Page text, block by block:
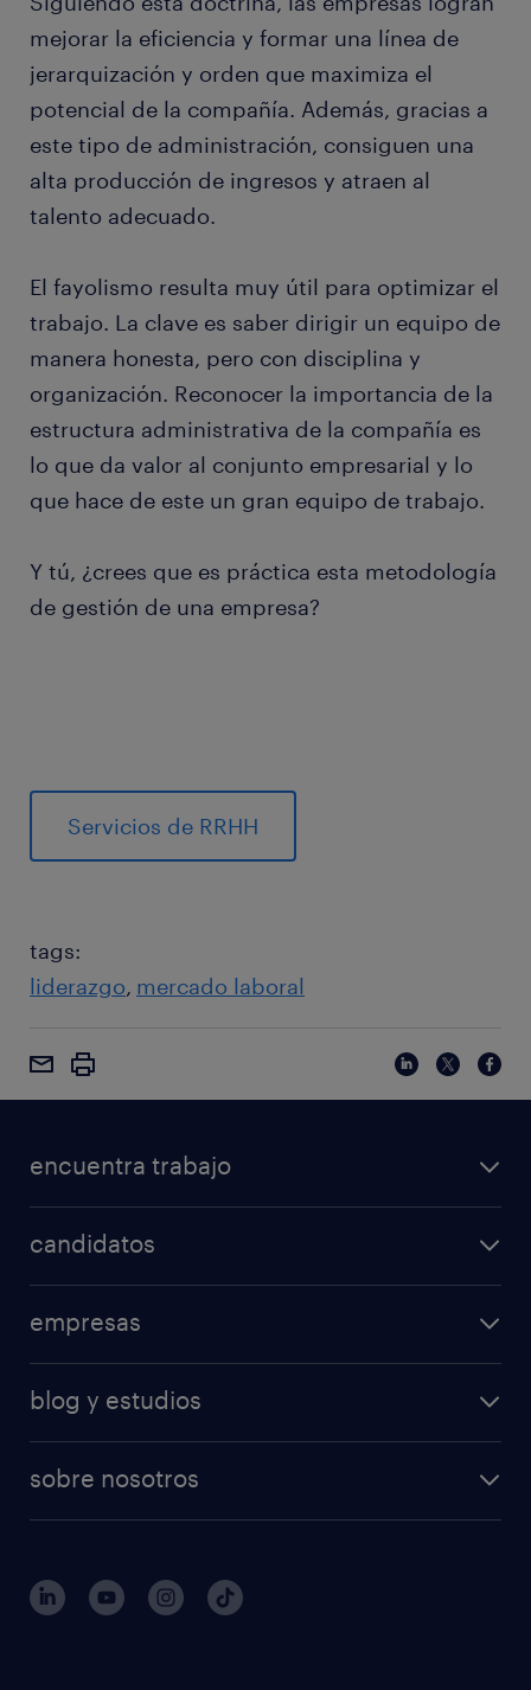
mejorar la eficiencia y formar una línea de
jerarquización y orden que maximiza el
potencial de la compañía. Además, gracias a
este tipo de administración, consiguen una
alta producción de ingresos y atraen al
talento adecuado.
El fayolismo resulta muy útil para optimizar el
trabajo. La clave es saber dirigir un equipo de
manera honesta, pero con disciplina y
organización. Reconocer la importancia de la
estructura administrativa de la compañía es
lo que da valor al conjunto empresarial y lo
que hace de este un gran equipo de trabajo.
Y tú, ¿crees que es práctica esta metodología
de gestión de una empresa?
Servicios de RRHH
tags:
liderazgo mercado laboral
encuentra trabajo
candidatos
empresas
blog y estudios
sobre nosotros